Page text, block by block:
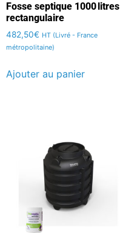
Fosse septique 1000 litres
rectangulaire
482,50€ HT (Livré - France
métropolitaine)
Ajouter au panier